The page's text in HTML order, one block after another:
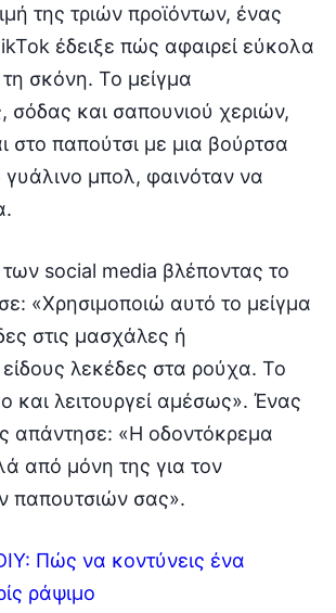
της τριών προϊόντων, ένας
έδειξε πώς αφαιρεί εύκολα
σκόνη. Το μείγμα
σόδας και σαπουνιού χεριών,
στο παπούτσι με μια βούρτσα
μπολ, φαινόταν να
social media βλέποντας το
«Χρησιμοποιώ αυτό το μείγμα
στις μασχάλες ή
λεκέδες στα ρούχα. Το
και λειτουργεί αμέσως». Ένας
απάντησε: «Η οδοντόκρεμα
από μόνη της για τον
παπουτσιών σας».
Πώς να κοντύνεις ένα
ράψιμο